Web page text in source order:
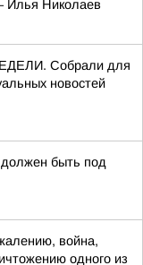
Илья Николаев
Собрали для
новостей
быть под
война,
одного из